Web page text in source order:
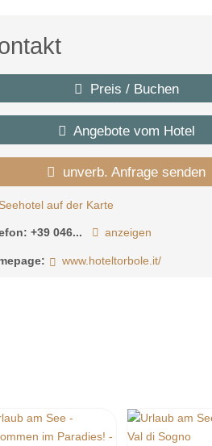
Preis / Buchen
Angebote vom Hotel
unverb. Anfrage senden
Seehotel auf der Karte
+39 046... anzeigen
www.hoteltorbole.it/